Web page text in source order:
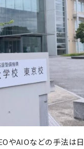
やAIOなどの手法は